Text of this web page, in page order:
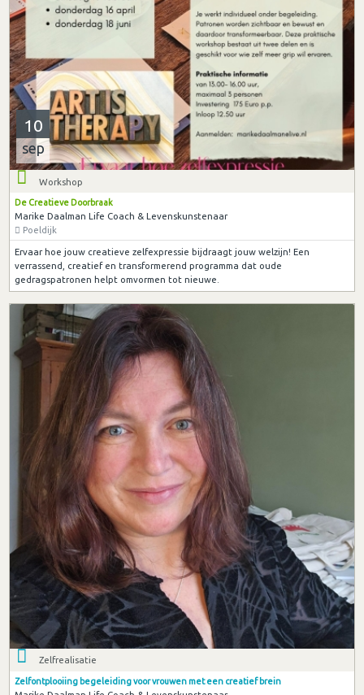
10
sep
Workshop
De Creatieve Doorbraak
Marike Daalman Life Coach & Levenskunstenaar
Poeldijk
Ervaar hoe jouw creatieve zelfexpressie bijdraagt jouw welzijn! Een
verrassend, creatief en transformerend programma dat oude
gedragspatronen helpt omvormen tot nieuwe.
Zelfrealisatie
Zelfontplooiing begeleiding voor vrouwen met een creatief brein